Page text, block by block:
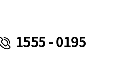
1555 - 0195